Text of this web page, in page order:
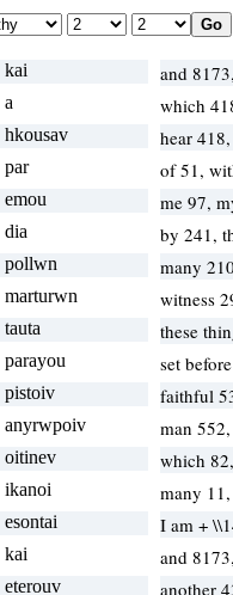
kai
and
a
which
hkousav
hear
par
of 51,
emou
me 97,
dia
by 241,
pollwn
many
marturwn
witness
tauta
these
parayou
set
pistoiv
faithful
anyrwpoiv
man
oitinev
which
ikanoi
many
esontai
I am +
kai
and
eterouv
another